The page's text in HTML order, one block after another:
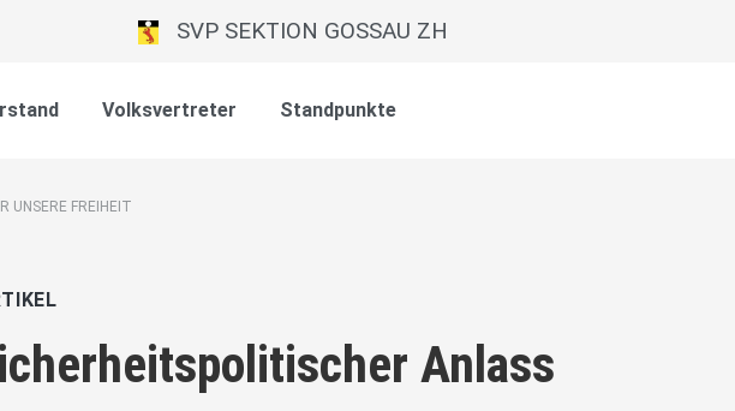
SVP SEKTION GOSSAU ZH
Volksvertreter Standpunkte
UNSERE FREIHEIT
Anlass